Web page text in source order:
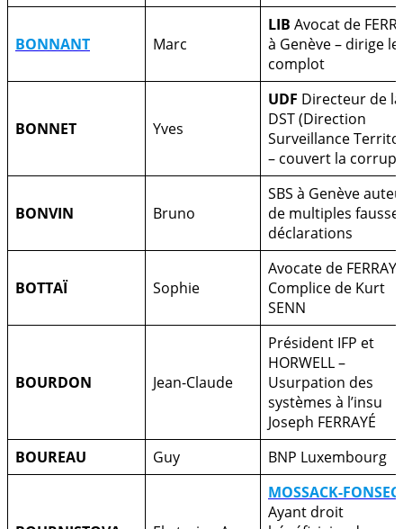
BONNANT Marc
LIB Avocat de
à Genève – dirige le
complot
BONNET Yves
UDF Directeur de la
DST (Direction
Surveillance
– couvert la
BONVIN Bruno
SBS à Genève
de multiples
déclarations
BOTTAÏ Sophie
Avocate de
Complice de Kurt
SENN
BOURDON Jean-Claude
Président IFP et
HORWELL –
Usurpation des
systèmes à l’insu
Joseph FERRAYÉ
BOUREAU
Guy BNP Luxembourg
MOSSACK-
Ayant droit